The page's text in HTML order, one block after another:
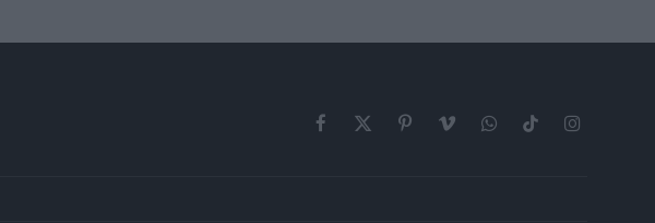
Facebook
X
PinterestVimeoWhatsAppTikTokInstagram